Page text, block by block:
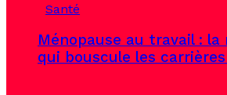
Santé
Ménopause au travail :
qui bouscule les